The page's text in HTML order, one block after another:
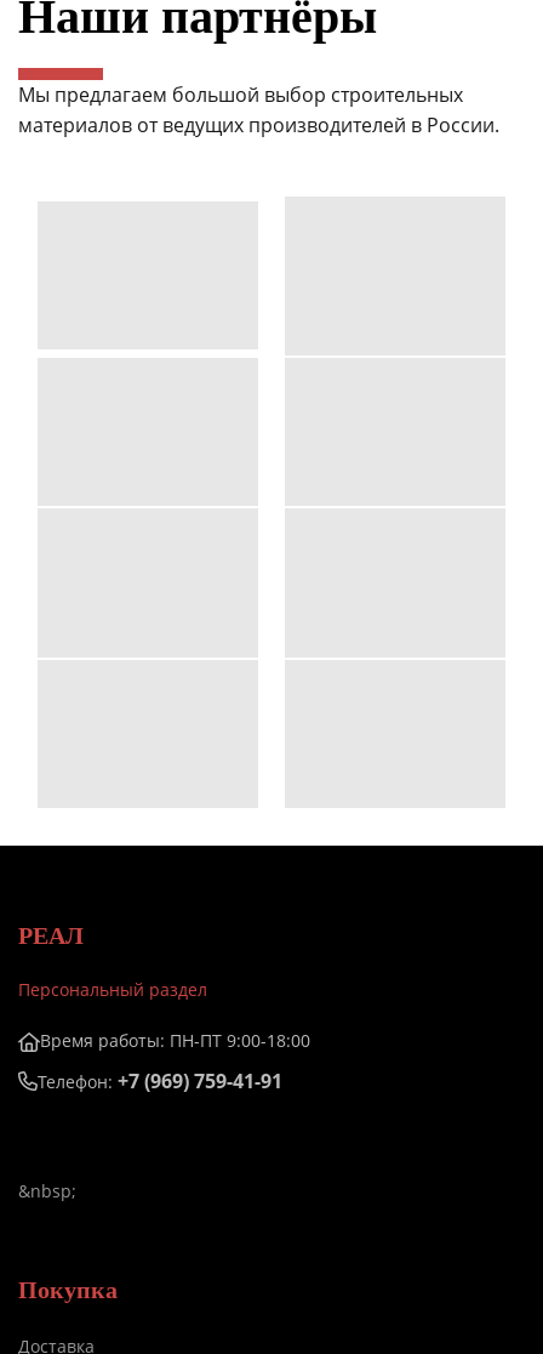
Наши партнёры
Мы предлагаем большой выбор строительных
материалов от ведущих производителей в России.
РЕАЛ
Персональный раздел
Время работы: ПН-ПТ 9:00-18:00
Телефон: +7 (969) 759-41-91
&nbsp;
Покупка
Доставка